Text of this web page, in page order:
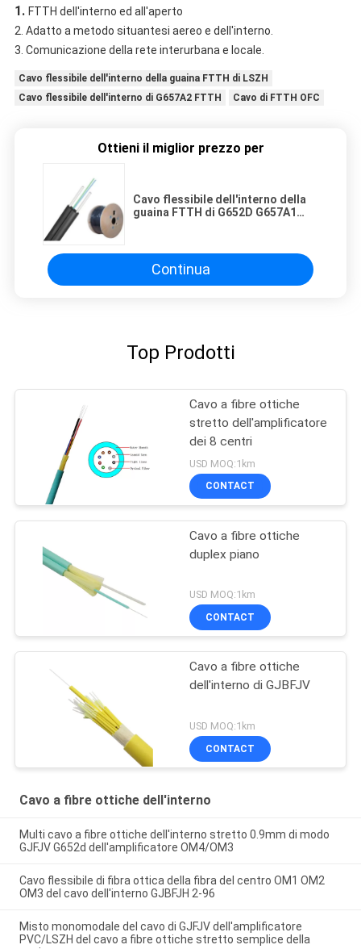
1. FTTH dell'interno ed all'aperto
2. Adatto a metodo situantesi aereo e dell'interno.
3. Comunicazione della rete interurbana e locale.
Cavo flessibile dell'interno della guaina FTTH di LSZH
Cavo flessibile dell'interno di G657A2 FTTH
Cavo di FTTH OFC
Ottieni il miglior prezzo per
Cavo flessibile dell'interno della
guaina FTTH di G652D G657A1
Continua
Top Prodotti
Cavo a fibre ottiche
stretto dell'amplificatore
dei 8 centri
USD MOQ:1km
CONTACT
Cavo a fibre ottiche
duplex piano
USD MOQ:1km
CONTACT
Cavo a fibre ottiche
dell'interno di GJBFJV
USD MOQ:1km
CONTACT
Cavo a fibre ottiche dell'interno
Multi cavo a fibre ottiche dell'interno stretto 0.9mm di modo
GJFJV G652d dell'amplificatore OM4/OM3
Cavo flessibile di fibra ottica della fibra del centro OM1 OM2
OM3 del cavo dell'interno GJBFJH 2-96
Misto monomodale del cavo di GJFJV dell'amplificatore
PVC/LSZH del cavo a fibre ottiche stretto semplice della